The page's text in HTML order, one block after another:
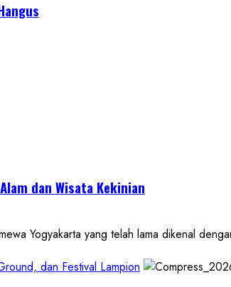
dan Wisata Kekinian
Yogyakarta yang telah lama dikenal
dan Festival Lampion